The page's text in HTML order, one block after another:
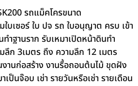
รถแม็คโครขนาด
บเซอร์ ใบ ปจ รถ ใบอนุญาต ครบ เข้า
ำฐานราก รับเหมาเปิดหน้าดินทำ
ลึก 3เมตร ถึง ความลึก 12 เมตร
านก่อสร้าง งานรื้อถอนต้นไม้ ขุดฝัง
ป็นจ๊อบ เช่า รายวันหรือเช่า รายเดือน